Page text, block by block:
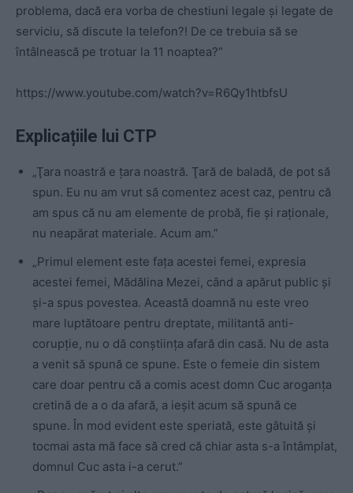
problema, dacă era vorba de chestiuni legale şi legate de
serviciu, să discute la telefon?! De ce trebuia să se
întâlnească pe trotuar la 11 noaptea?”
https://www.youtube.com/watch?v=R6Qy1htbfsU
Explicațiile lui CTP
„Ţara noastră e ţara noastră. Ţară de baladă, de pot să
spun. Eu nu am vrut să comentez acest caz, pentru că
am spus că nu am elemente de probă, fie şi raţionale,
nu neapărat materiale. Acum am.”
„Primul element este faţa acestei femei, expresia
acestei femei, Mădălina Mezei, când a apărut public şi
şi-a spus povestea. Această doamnă nu este vreo
mare luptătoare pentru dreptate, militantă anti-
corupţie, nu o dă conştiinţa afară din casă. Nu de asta
a venit să spună ce spune. Este o femeie din sistem
care doar pentru că a comis acest domn Cuc aroganţa
cretină de a o da afară, a ieşit acum să spună ce
spune. În mod evident este speriată, este gâtuită şi
tocmai asta mă face să cred că chiar asta s-a întâmplat,
domnul Cuc asta i-a cerut.”